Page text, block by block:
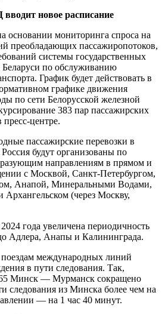
основании мониторинга спроса на
преобладающих пассажиропотоков,
системы государственных
Беларуси по обслуживанию
График будет действовать в
графике движения
по сети Белорусской железной
383 пар пассажирских
центре.
пассажирские перевозки в
будут организованы по
направлениям в прямом и
с Москвой, Санкт-Петербургом,
Анапой, Минеральными Водами,
(через Москву,
года увеличена периодичность
Адлера, Анапы и Калининграда.
международных линий
в пути следования. Так,
Минск — Мурманск сокращено
следования из Минска более чем на
— на 1 час 40 минут.